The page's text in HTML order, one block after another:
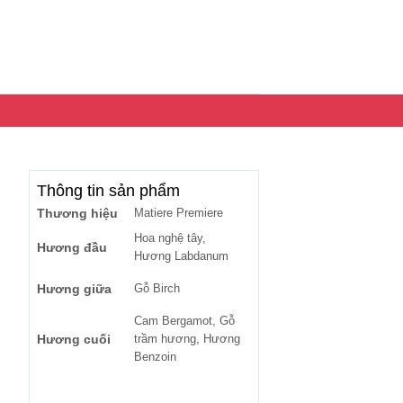
Thông tin sản phẩm
Thương hiệu Matiere Premiere
Hương đầu
Hoa nghệ tây,
Hương Labdanum
Hương giữa Gỗ Birch
Hương cuối
Cam Bergamot, Gỗ
trầm hương, Hương
Benzoin